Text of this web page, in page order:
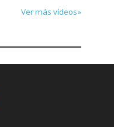
Ver más vídeos»